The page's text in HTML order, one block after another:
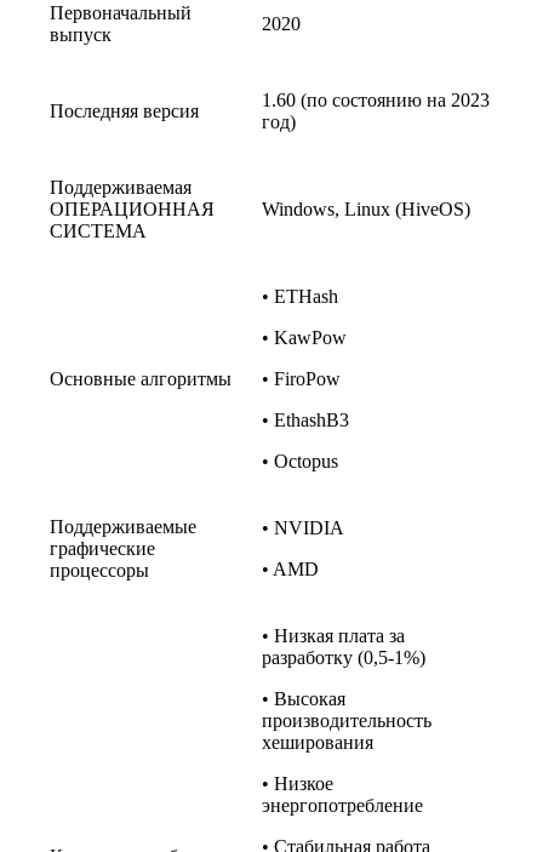
Первоначальный
выпуск
2020
Последняя версия
1.60 (по состоянию на 2023
год)
Поддерживаемая
ОПЕРАЦИОННАЯ
СИСТЕМА
Windows, Linux (HiveOS)
Основные алгоритмы
• ETHash
• KawPow
• FiroPow
• EthashB3
• Octopus
Поддерживаемые
графические
процессоры
• NVIDIA
• AMD
• Низкая плата за
разработку (0,5-1%)
• Высокая
производительность
хеширования
• Низкое
энергопотребление
• Стабильная работа